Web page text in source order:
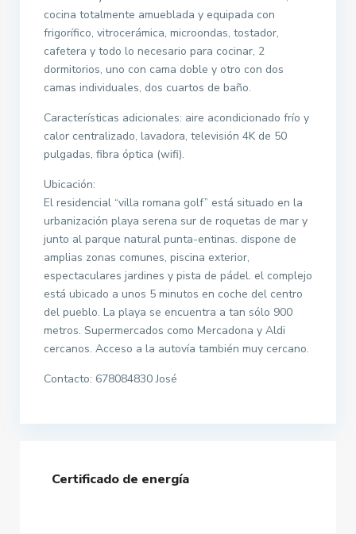
cocina totalmente amueblada y equipada con
frigorífico, vitrocerámica, microondas, tostador,
cafetera y todo lo necesario para cocinar, 2
dormitorios, uno con cama doble y otro con dos
camas individuales, dos cuartos de baño.
Características adicionales: aire acondicionado frío y
calor centralizado, lavadora, televisión 4K de 50
pulgadas, fibra óptica (wifi).
Ubicación:
El residencial “villa romana golf” está situado en la
urbanización playa serena sur de roquetas de mar y
junto al parque natural punta-entinas. dispone de
amplias zonas comunes, piscina exterior,
espectaculares jardines y pista de pádel. el complejo
está ubicado a unos 5 minutos en coche del centro
del pueblo. La playa se encuentra a tan sólo 900
metros. Supermercados como Mercadona y Aldi
cercanos. Acceso a la autovía también muy cercano.
Contacto: 678084830 José
Certificado de energía